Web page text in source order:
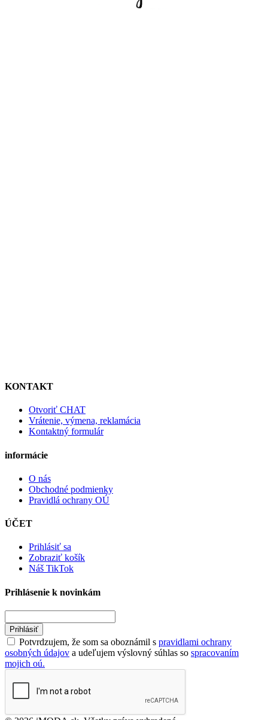
KONTAKT
Otvoriť CHAT
Vrátenie, výmena, reklamácia
Kontaktný formulár
informácie
O nás
Obchodné podmienky
Pravidlá ochrany OÚ
ÚČET
Prihlásiť sa
Zobraziť košík
Náš TikTok
Prihlásenie k novinkám
Prihlásiť
Potvrdzujem, že som sa oboznámil s pravidlami ochrany
osobných údajov a udeľujem výslovný súhlas so spracovaním
mojich oú.